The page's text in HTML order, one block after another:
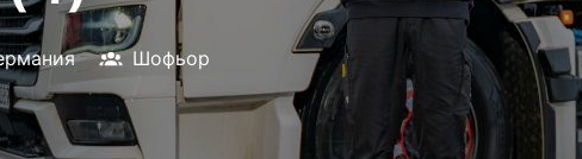
Шофьор